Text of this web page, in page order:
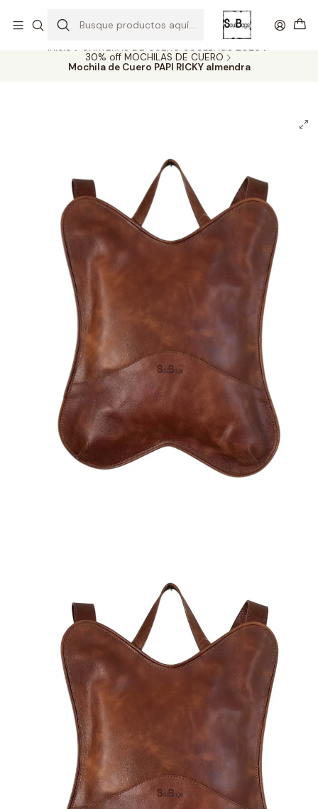
SOLO EL CUERO REEMPLAZA AL CUERO Todas las carteras acá
Inicio
CARTERAS DE CUERO SOULBAGS 2026
30% off MOCHILAS DE CUERO
Mochila de Cuero PAPI RICKY almendra